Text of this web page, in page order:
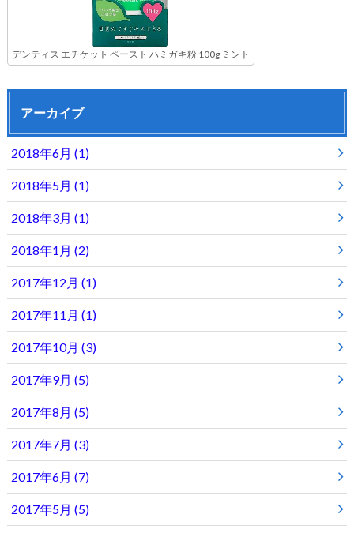
デンティス エチケット ペースト ハミガキ粉 100g ミント
アーカイブ
2018年6月 (1)
2018年5月 (1)
2018年3月 (1)
2018年1月 (2)
2017年12月 (1)
2017年11月 (1)
2017年10月 (3)
2017年9月 (5)
2017年8月 (5)
2017年7月 (3)
2017年6月 (7)
2017年5月 (5)